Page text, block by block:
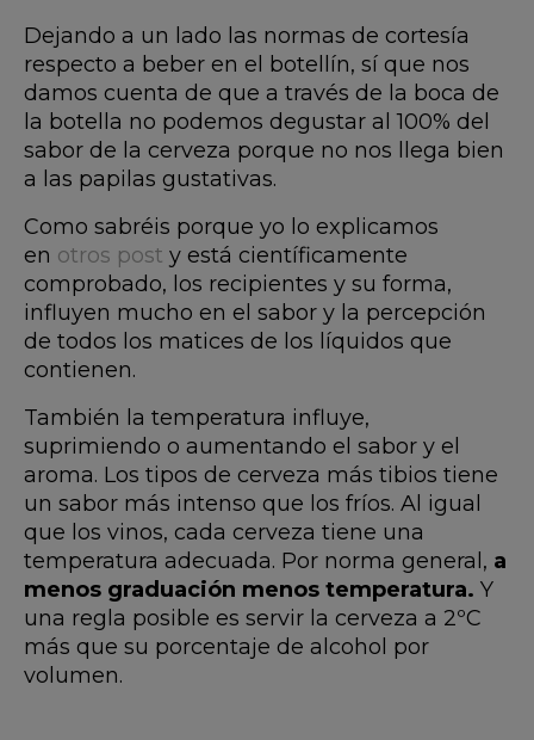
Dejando a un lado las normas de cortesía
respecto a beber en el botellín, sí que nos
damos cuenta de que a través de la boca de
la botella no podemos degustar al 100% del
sabor de la cerveza porque no nos llega bien
a las papilas gustativas.
Como sabréis porque yo lo explicamos
en otros post y está científicamente
comprobado, los recipientes y su forma,
influyen mucho en el sabor y la percepción
de todos los matices de los líquidos que
contienen.
También la temperatura influye,
suprimiendo o aumentando el sabor y el
aroma. Los tipos de cerveza más tibios tiene
un sabor más intenso que los fríos. Al igual
que los vinos, cada cerveza tiene una
temperatura adecuada. Por norma general, a
menos graduación menos temperatura. Y
una regla posible es servir la cerveza a 2ºC
más que su porcentaje de alcohol por
volumen.